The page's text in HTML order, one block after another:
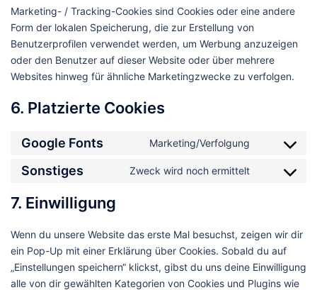
Marketing- / Tracking-Cookies sind Cookies oder eine andere
Form der lokalen Speicherung, die zur Erstellung von
Benutzerprofilen verwendet werden, um Werbung anzuzeigen
oder den Benutzer auf dieser Website oder über mehrere
Websites hinweg für ähnliche Marketingzwecke zu verfolgen.
6. Platzierte Cookies
Google Fonts Marketing/Verfolgung
Consent
Sonstiges Zweck wird noch ermittelt
Consent
7. Einwilligung
Wenn du unsere Website das erste Mal besuchst, zeigen wir dir
ein Pop-Up mit einer Erklärung über Cookies. Sobald du auf
„Einstellungen speichern“ klickst, gibst du uns deine Einwilligung
alle von dir gewählten Kategorien von Cookies und Plugins wie